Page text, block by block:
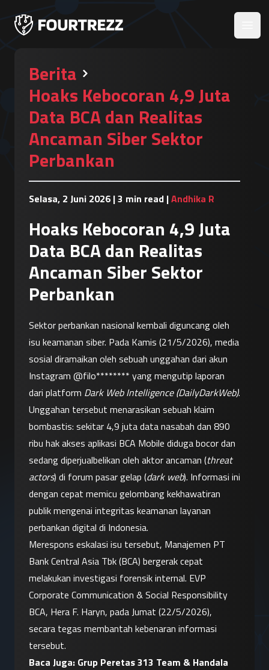
Berita
Hoaks Kebocoran 4,9 Juta
Data BCA dan Realitas
Ancaman Siber Sektor
Perbankan
Selasa, 2 Juni 2026 |3 min read |Andhika R
Hoaks Kebocoran 4,9 Juta
Data BCA dan Realitas
Ancaman Siber Sektor
Perbankan
Sektor perbankan nasional kembali diguncang oleh
isu keamanan siber. Pada Kamis (21/5/2026), media
sosial diramaikan oleh sebuah unggahan dari akun
Instagram @filo******** yang mengutip laporan
dari platform Dark Web Intelligence (DailyDarkWeb).
Unggahan tersebut menarasikan sebuah klaim
bombastis: sekitar 4,9 juta data nasabah dan 890
ribu hak akses aplikasi BCA Mobile diduga bocor dan
sedang diperjualbelikan oleh aktor ancaman (threat
actors) di forum pasar gelap (dark web). Informasi ini
dengan cepat memicu gelombang kekhawatiran
publik mengenai integritas keamanan layanan
perbankan digital di Indonesia.
Merespons eskalasi isu tersebut, Manajemen PT
Bank Central Asia Tbk (BCA) bergerak cepat
melakukan investigasi forensik internal. EVP
Corporate Communication & Social Responsibility
BCA, Hera F. Haryn, pada Jumat (22/5/2026),
secara tegas membantah kebenaran informasi
tersebut.
Baca Juga: Grup Peretas 313 Team & Handala